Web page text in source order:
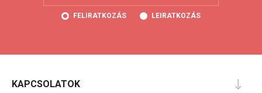
FELIRATKOZÁS LEIRATKOZÁS
KAPCSOLATOK